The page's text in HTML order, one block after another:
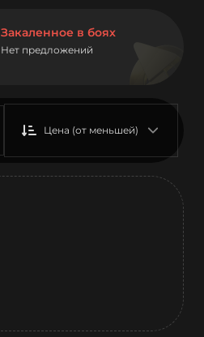
Закаленное в боях
Нет предложений
Цена (от меньшей)